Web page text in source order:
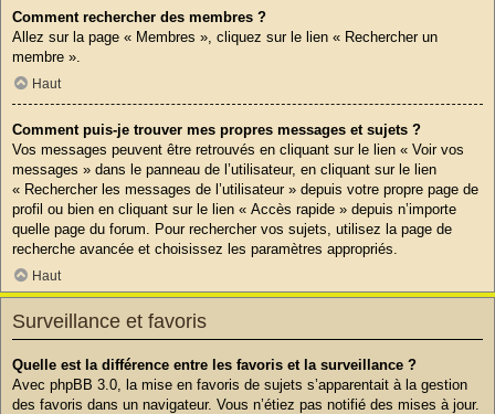
Comment rechercher des membres ?
Allez sur la page « Membres », cliquez sur le lien « Rechercher un
membre ».
Haut
Comment puis-je trouver mes propres messages et sujets ?
Vos messages peuvent être retrouvés en cliquant sur le lien « Voir vos
messages » dans le panneau de l’utilisateur, en cliquant sur le lien
« Rechercher les messages de l’utilisateur » depuis votre propre page de
profil ou bien en cliquant sur le lien « Accès rapide » depuis n’importe
quelle page du forum. Pour rechercher vos sujets, utilisez la page de
recherche avancée et choisissez les paramètres appropriés.
Haut
Surveillance et favoris
Quelle est la différence entre les favoris et la surveillance ?
Avec phpBB 3.0, la mise en favoris de sujets s’apparentait à la gestion
des favoris dans un navigateur. Vous n’étiez pas notifié des mises à jour.